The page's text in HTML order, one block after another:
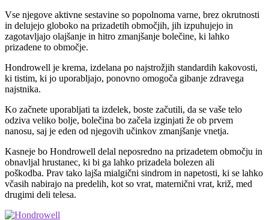
Vse njegove aktivne sestavine so popolnoma varne, brez okrutnosti
in delujejo globoko na prizadetih območjih, jih izpuhujejo in
zagotavljajo olajšanje in hitro zmanjšanje bolečine, ki lahko
prizadene to območje.
Hondrowell je krema, izdelana po najstrožjih standardih kakovosti,
ki tistim, ki jo uporabljajo, ponovno omogoča gibanje zdravega
najstnika.
Ko začnete uporabljati ta izdelek, boste začutili, da se vaše telo
odziva veliko bolje, bolečina bo začela izginjati že ob prvem
nanosu, saj je eden od njegovih učinkov zmanjšanje vnetja.
Kasneje bo Hondrowell delal neposredno na prizadetem območju in
obnavljal hrustanec, ki bi ga lahko prizadela bolezen ali
poškodba. Prav tako lajša mialgični sindrom in napetosti, ki se lahko
včasih nabirajo na predelih, kot so vrat, maternični vrat, križ, med
drugimi deli telesa.